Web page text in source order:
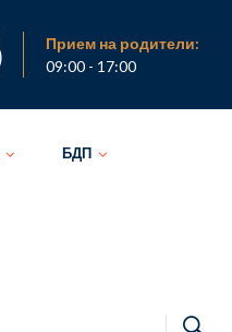
Прием на родители:
09:00 - 17:00
БДП